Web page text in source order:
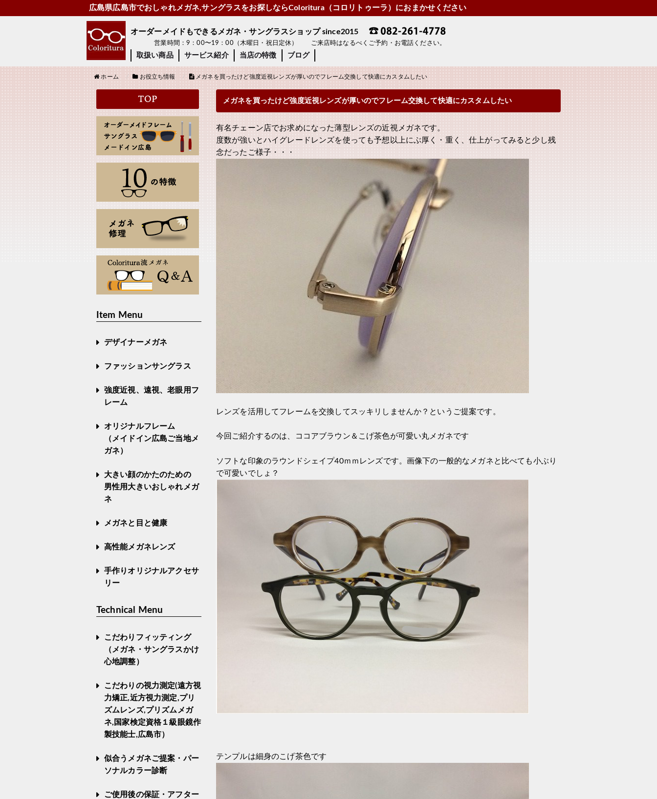
広島県広島市でおしゃれメガネ,サングラスをお探しならColoritura（コロリトゥーラ）におまかせください
オーダーメイドもできるメガネ・サングラスショップ since2015
営業時間：9：00〜19：00（木曜日・祝日定休） ご来店時はなるべくご予約・お電話ください。
取扱い商品 サービス紹介 当店の特徴 ブログ
ホーム お役立ち情報 メガネを買ったけど強度近視レンズが厚いのでフレーム交換して快適にカスタムしたい
メガネを買ったけど強度近視レンズが厚いのでフレーム交換して快適にカスタムしたい
有名チェーン店でお求めになった薄型レンズの近視メガネです。
度数が強いとハイグレードレンズを使っても予想以上にぶ厚く・重く、仕上がってみると少し残
念だったご様子・・・
レンズを活用してフレームを交換してスッキリしませんか？というご提案です。
今回ご紹介するのは、ココアブラウン＆こげ茶色が可愛い丸メガネです
ソフトな印象のラウンドシェイプ40ｍｍレンズです。画像下の一般的なメガネと比べても小ぶり
で可愛いでしょ？
テンプルは細身のこげ茶色です
Item Menu
デザイナーメガネ
ファッションサングラス
強度近視、遠視、老眼用フ
レーム
オリジナルフレーム
（メイドイン広島ご当地メ
ガネ）
大きい顔のかたのための
男性用大きいおしゃれメガ
ネ
メガネと目と健康
高性能メガネレンズ
手作りオリジナルアクセサ
リー
Technical Menu
こだわりフィッティング
（メガネ・サングラスかけ
心地調整）
こだわりの視力測定(遠方視
力矯正,近方視力測定,プリ
ズムレンズ,プリズムメガ
ネ,国家検定資格１級眼鏡作
製技能士,広島市）
似合うメガネご提案・パー
ソナルカラー診断
ご使用後の保証・アフター